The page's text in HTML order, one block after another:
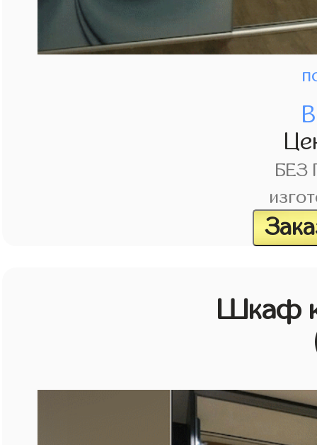
БЕЗ
Шкаф